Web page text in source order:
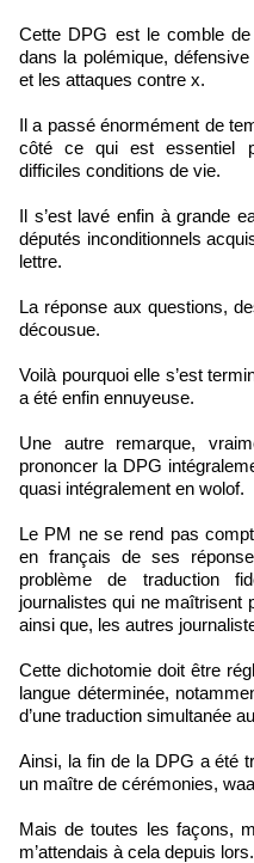
Cette DPG est le comble
dans la polémique,
et les attaques contre x.
Il a passé énormément de
côté ce qui est essentiel
difficiles conditions de vie.
Il s’est lavé enfin à grande
députés inconditionnels
lettre.
La réponse aux questions,
décousue.
Voilà pourquoi elle s’est
a été enfin ennuyeuse.
Une autre remarque,
prononcer la DPG
quasi intégralement en wolof.
Le PM ne se rend pas
en français de ses
problème de traduction
journalistes qui ne maîtrisent
ainsi que, les autres
Cette dichotomie doit être
langue déterminée,
d’une traduction simultanée
Ainsi, la fin de la DPG a été
un maître de cérémonies,
Mais de toutes les façons,
m’attendais à cela depuis lors.